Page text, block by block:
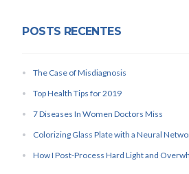
POSTS RECENTES
The Case of Misdiagnosis
Top Health Tips for 2019
7 Diseases In Women Doctors Miss
Colorizing Glass Plate with a Neural
How I Post-Process Hard Light and